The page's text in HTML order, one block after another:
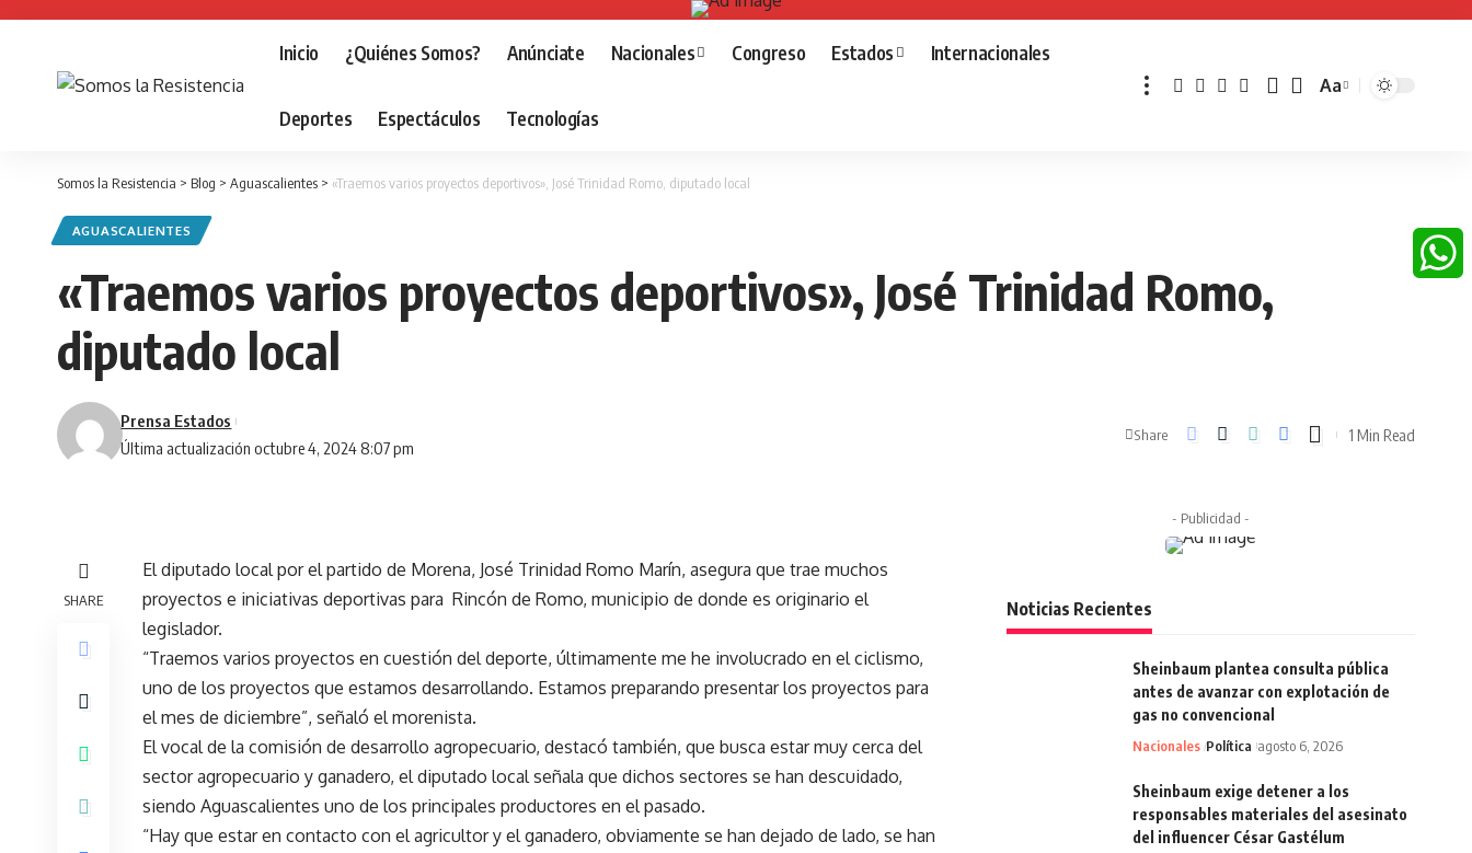
Inicio ¿Quiénes Somos? Anúnciate Nacionales Congreso Estados Internacionales
Deportes Espectáculos Tecnologías
Font
Aa
Somos la Resistencia > Blog > Aguascalientes > «Traemos varios proyectos deportivos», José Trinidad Romo, diputado local
AGUASCALIENTES
«Traemos varios proyectos deportivos», José Trinidad Romo,
diputado local
Última actualización octubre 4, 2024 8:07 pm
Prensa Estados
Share 1 Min Read
SHARE
El diputado local por el partido de Morena, José Trinidad Romo Marín, asegura que trae muchos
proyectos e iniciativas deportivas para Rincón de Romo, municipio de donde es originario el
legislador.
“Traemos varios proyectos en cuestión del deporte, últimamente me he involucrado en el ciclismo,
uno de los proyectos que estamos desarrollando. Estamos preparando presentar los proyectos para
el mes de diciembre”, señaló el morenista.
El vocal de la comisión de desarrollo agropecuario, destacó también, que busca estar muy cerca del
sector agropecuario y ganadero, el diputado local señala que dichos sectores se han descuidado,
siendo Aguascalientes uno de los principales productores en el pasado.
“Hay que estar en contacto con el agricultor y el ganadero, obviamente se han dejado de lado, se han
- Publicidad -
Noticias Recientes
Sheinbaum plantea consulta pública
antes de avanzar con explotación de
gas no convencional
Nacionales Política agosto 6, 2026
Sheinbaum exige detener a los
responsables materiales del asesinato
del influencer César Gastélum